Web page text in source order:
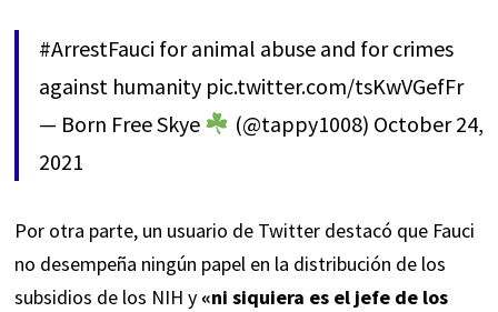
#ArrestFauci for animal abuse and for crimes
against humanity pic.twitter.com/tsKwVGefFr
— Born Free Skye
(@tappy1008) October 24,
2021
Por otra parte, un usuario de Twitter destacó que Fauci
no desempeña ningún papel en la distribución de los
subsidios de los NIH y «ni siquiera es el jefe de los